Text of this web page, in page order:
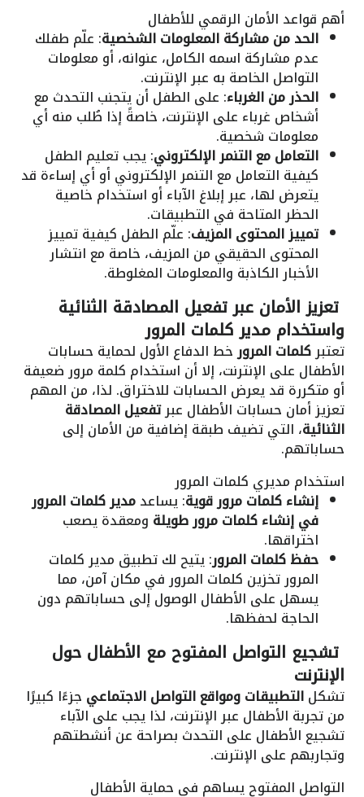
أهم قواعد الأمان الرقمي للأطفال
الحد من مشاركة المعلومات الشخصية: علّم طفلك
عدم مشاركة اسمه الكامل، عنوانه، أو معلومات
التواصل الخاصة به عبر الإنترنت.
الحذر من الغرباء: على الطفل أن يتجنب التحدث مع
أشخاص غرباء على الإنترنت، خاصةً إذا طُلب منه أي
معلومات شخصية.
التعامل مع التنمر الإلكتروني: يجب تعليم الطفل
كيفية التعامل مع التنمر الإلكتروني أو أي إساءة قد
يتعرض لها، عبر إبلاغ الآباء أو استخدام خاصية
الحظر المتاحة في التطبيقات.
تمييز المحتوى المزيف: علّم الطفل كيفية تمييز
المحتوى الحقيقي من المزيف، خاصة مع انتشار
الأخبار الكاذبة والمعلومات المغلوطة.
تعزيز الأمان عبر تفعيل المصادقة الثنائية
واستخدام مدير كلمات المرور
تعتبركلمات المرورخط الدفاع الأول لحماية حسابات
الأطفال على الإنترنت، إلا أن استخدام كلمة مرور ضعيفة
أو متكررة قد يعرض الحسابات للاختراق. لذا، من المهم
تعزيز أمان حسابات الأطفال عبرتفعيل المصادقة
الثنائية، التي تضيف طبقة إضافية من الأمان إلى
حساباتهم.
استخدام مديري كلمات المرور
إنشاء كلمات مرور قوية: يساعدمدير كلمات المرور
في إنشاء كلمات مرور طويلة ومعقدة يصعب
اختراقها.
حفظ كلمات المرور: يتيح لك تطبيق مدير كلمات
المرور تخزين كلمات المرور في مكان آمن، مما
يسهل على الأطفال الوصول إلى حساباتهم دون
الحاجة لحفظها.
تشجيع التواصل المفتوح مع الأطفال حول
الإنترنت
تشكلالتطبيقات ومواقع التواصل الاجتماعي جزءًا كبيرًا
من تجربة الأطفال عبر الإنترنت، لذا يجب على الآباء
تشجيع الأطفال على التحدث بصراحة عن أنشطتهم
وتجاربهم على الإنترنت.
التواصل المفتوح يساهم في حماية الأطفال